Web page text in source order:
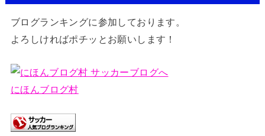
ブログランキングに参加しております。
よろしければポチッとお願いします！
にほんブログ村